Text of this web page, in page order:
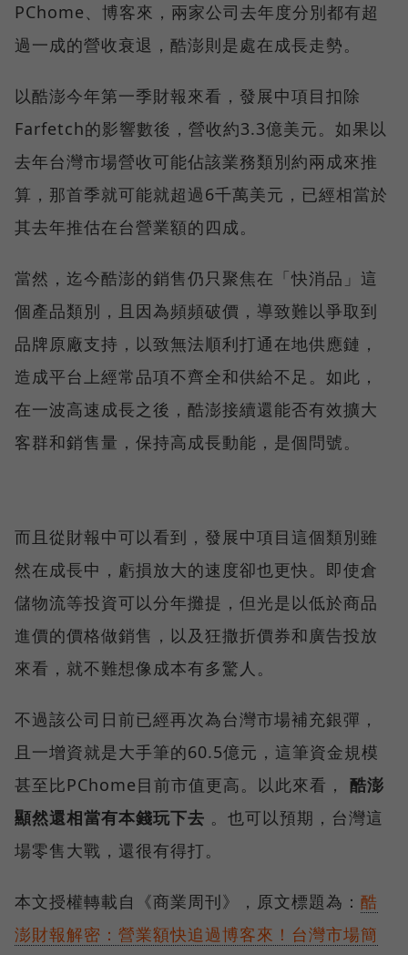
PChome、博客來，兩家公司去年度分別都有超
過一成的營收衰退，酷澎則是處在成長走勢。
以酷澎今年第一季財報來看，發展中項目扣除
Farfetch的影響數後，營收約3.3億美元。如果以
去年台灣市場營收可能佔該業務類別約兩成來推
算，那首季就可能就超過6千萬美元，已經相當於
其去年推估在台營業額的四成。
當然，迄今酷澎的銷售仍只聚焦在「快消品」這
個產品類別，且因為頻頻破價，導致難以爭取到
品牌原廠支持，以致無法順利打通在地供應鏈，
造成平台上經常品項不齊全和供給不足。如此，
在一波高速成長之後，酷澎接續還能否有效擴大
客群和銷售量，保持高成長動能，是個問號。
而且從財報中可以看到，發展中項目這個類別雖
然在成長中，虧損放大的速度卻也更快。即使倉
儲物流等投資可以分年攤提，但光是以低於商品
進價的價格做銷售，以及狂撒折價券和廣告投放
來看，就不難想像成本有多驚人。
不過該公司日前已經再次為台灣市場補充銀彈，
且一增資就是大手筆的60.5億元，這筆資金規模
甚至比PChome目前市值更高。以此來看， 酷澎
顯然還相當有本錢玩下去 。也可以預期，台灣這
場零售大戰，還很有得打。
本文授權轉載自《商業周刊》，原文標題為： 酷
澎財報解密：營業額快追過博客來！台灣市場簡